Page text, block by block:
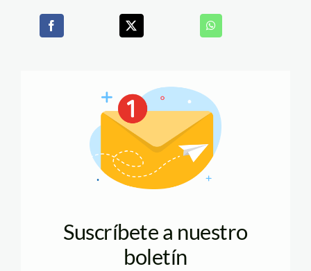
Suscríbete a nuestro
boletín